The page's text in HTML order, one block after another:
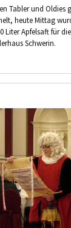
Tabler und Oldies
heute Mittag
Liter Apfelsaft für
Schwerin.